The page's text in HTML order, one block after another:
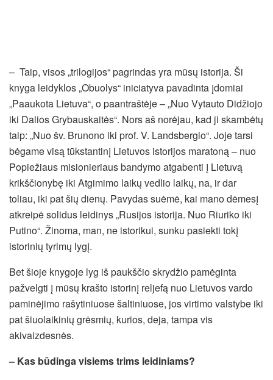
– Taip, visos „trilogijos“ pagrindas yra mūsų istorija. Ši
knyga leidyklos „Obuolys“ iniciatyva pavadinta įdomiai
„Paaukota Lietuva“, o paantraštėje – „Nuo Vytauto Didžiojo
iki Dalios Grybauskaitės“. Nors aš norėjau, kad ji skambėtų
taip: „Nuo šv. Brunono iki prof. V. Landsbergio“. Joje tarsi
bėgame visą tūkstantinį Lietuvos istorijos maratoną – nuo
Popiežiaus misionieriaus bandymo atgabenti į Lietuvą
krikščionybę iki Atgimimo laikų vedlio laikų, na, ir dar
toliau, iki pat šių dienų. Pavydas suėmė, kai mano dėmesį
atkreipė solidus leidinys „Rusijos istorija. Nuo Riuriko iki
Putino“. Žinoma, man, ne istorikui, sunku pasiekti tokį
istorinių tyrimų lygį.
Bet šioje knygoje lyg iš paukščio skrydžio pamėginta
pažvelgti į mūsų krašto istorinį reljefą nuo Lietuvos vardo
paminėjimo rašytiniuose šaltiniuose, jos virtimo valstybe iki
pat šiuolaikinių grėsmių, kurios, deja, tampa vis
akivaizdesnės.
– Kas būdinga visiems trims leidiniams?